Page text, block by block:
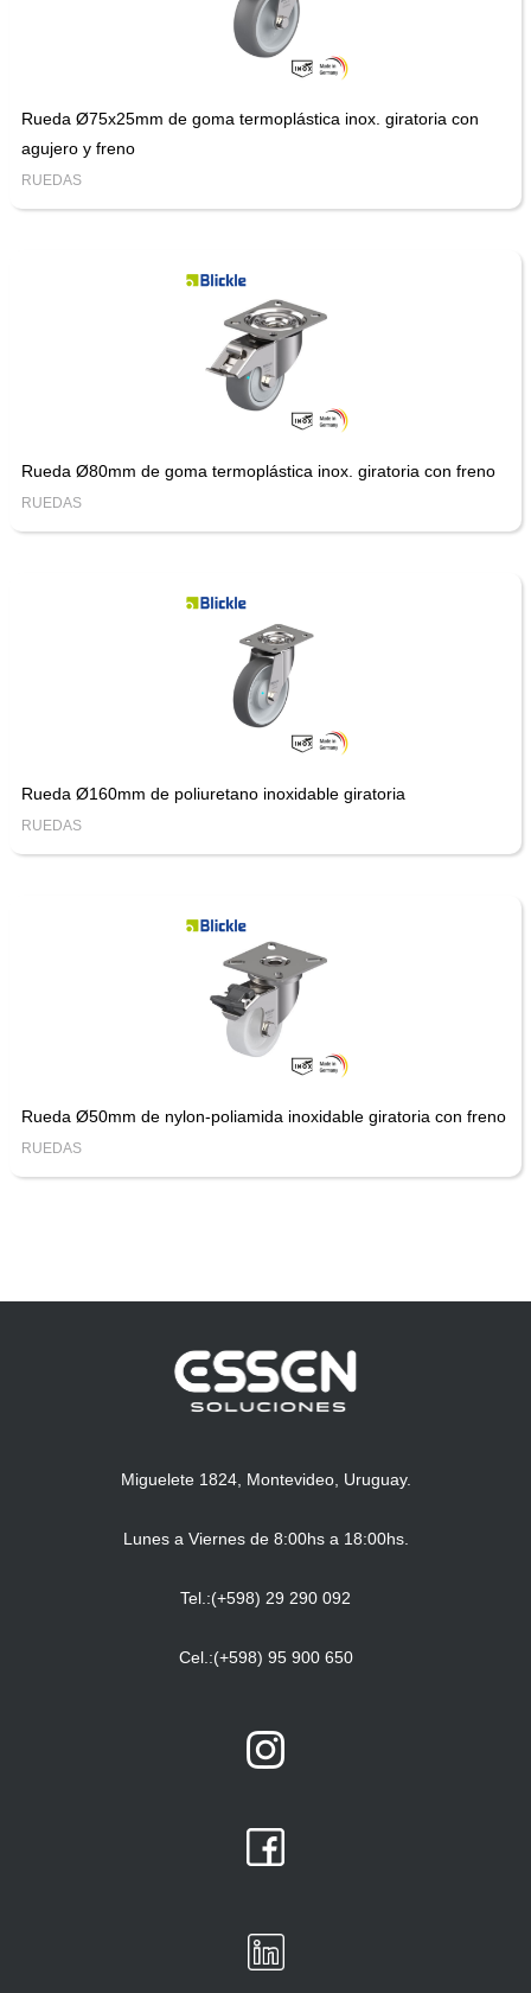
Rueda Ø75x25mm de goma termoplástica inox. giratoria con
agujero y freno
RUEDAS
Rueda Ø80mm de goma termoplástica inox. giratoria con freno
RUEDAS
Rueda Ø160mm de poliuretano inoxidable giratoria
RUEDAS
Rueda Ø50mm de nylon-poliamida inoxidable giratoria con freno
RUEDAS
Miguelete 1824, Montevideo, Uruguay.
Lunes a Viernes de 8:00hs a 18:00hs.
Tel.:(+598) 29 290 092
Cel.:(+598) 95 900 650